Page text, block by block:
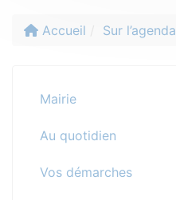
Accueil Sur l’agenda
Mairie
Au quotidien
Vos démarches